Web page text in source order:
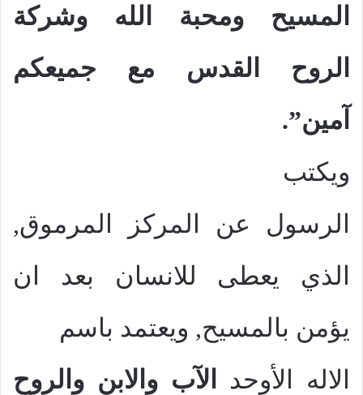
المسيح ومحبة الله وشركة
الروح القدس مع جميعكم
آمين”.
ويكتب
الرسول عن المركز المرموق,
الذي يعطى للانسان بعد ان
يؤمن بالمسيح, ويعتمد باسم
الاله الأوحد
الآب والابن والروح